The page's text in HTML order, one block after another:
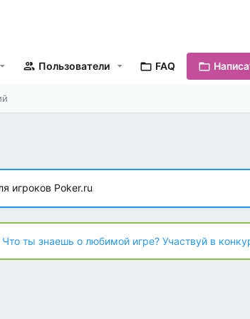
Пользователи FAQ
игроков Poker.ru
Что ты знаешь о любимой игре? Участвуй в